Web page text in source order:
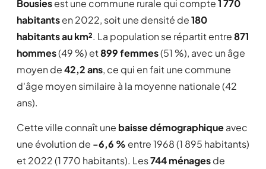
Bousiesest une commune rurale qui compte1 770
habitantsen 2022, soit une densité de180
habitants au km². La population se répartit entre871
hommes(49 %) et899 femmes(51 %), avec un âge
moyen de42,2 ans, ce qui en fait une commune
d'âge moyen similaire à la moyenne nationale (42
ans).
Cette ville connaît une baisse démographiqueavec
une évolution de -6,6 % entre 1968 (1 895 habitants)
et 2022 (1 770 habitants). Les744 ménagesde